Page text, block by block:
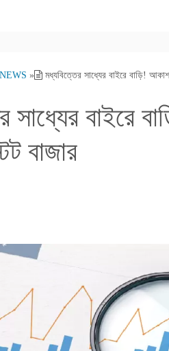
» মধ্যবিত্তের সাধ্যের বাইরে বাড়ি!
সাধ্যের বাইরে
বাজার